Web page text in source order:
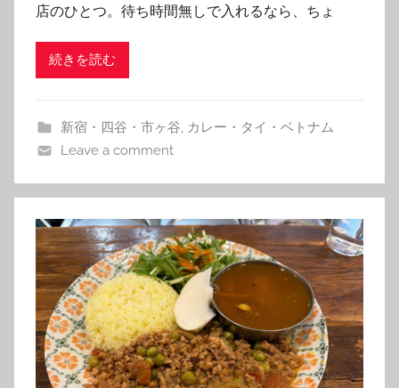
店のひとつ。待ち時間無しで入れるなら、ちょ
続きを読む
新宿・四谷・市ヶ谷 カレー・タイ・ベトナム
Leave a comment